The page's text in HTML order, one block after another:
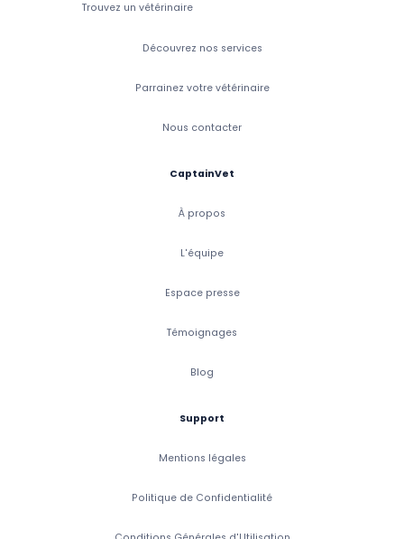
Trouvez un vétérinaire
Découvrez nos services
Parrainez votre vétérinaire
Nous contacter
CaptainVet
À propos
L'équipe
Espace presse
Témoignages
Blog
Support
Mentions légales
Politique de Confidentialité